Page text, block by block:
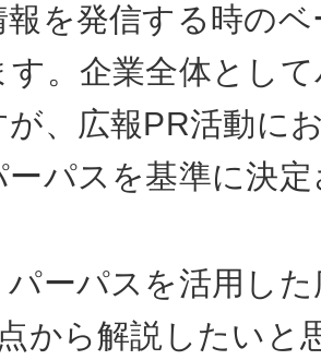
報を発信する時の
す。企業全体とし
が、広報PR活動に
ーパスを基準に決
パーパスを活用し
から解説したいと